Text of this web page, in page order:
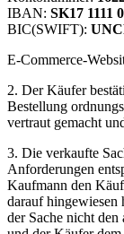
IBAN: SK17 1111
BIC(SWIFT):
E-Commerce-
2. Der Käufer
Bestellung
vertraut gemacht
3. Die verkaufte
Anforderungen
Kaufmann den
darauf hingewiesen
der Sache nicht